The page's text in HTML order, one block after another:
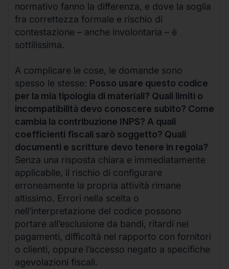
normativo fanno la differenza, e dove la soglia
fra correttezza formale e rischio di
contestazione – anche involontaria – è
sottilissima.
A complicare le cose, le domande sono
spesso le stesse: Posso usare questo codice
per la mia tipologia di materiali? Quali limiti o
incompatibilità devo conoscere subito? Come
cambia la contribuzione INPS? A quali
coefficienti fiscali sarò soggetto? Quali
documenti e scritture devo tenere in regola?
Senza una risposta chiara e immediatamente
applicabile, il rischio di configurare
erroneamente la propria attività rimane
altissimo. Errori nella scelta o
nell’interpretazione del codice possono
portare all’esclusione da bandi, ritardi nei
pagamenti, difficoltà nel rapporto con fornitori
o clienti, oppure l’accesso negato a specifiche
agevolazioni fiscali.